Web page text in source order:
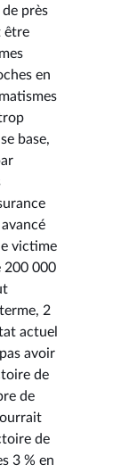
près
être
en
base,
victime
200 000
2
actuel
avoir
de
de
de
3 % en